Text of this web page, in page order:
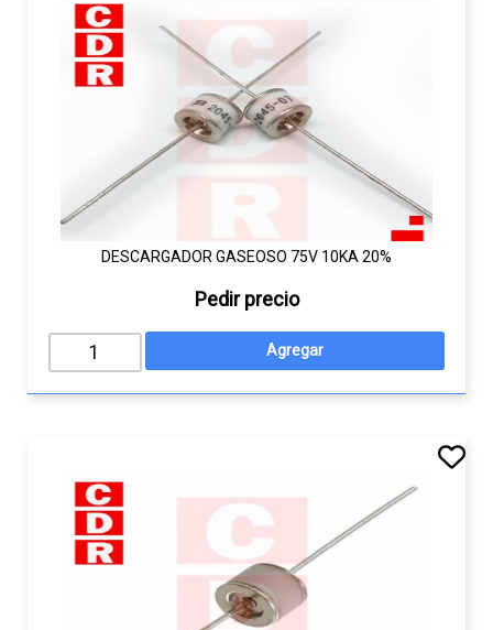
DESCARGADOR GASEOSO 75V 10KA 20%
Pedir precio